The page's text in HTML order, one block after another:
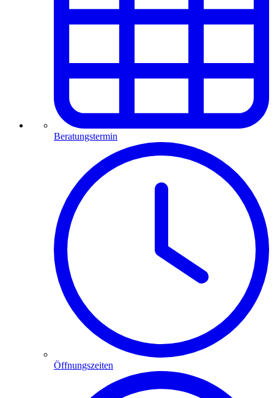
Beratungstermin
Öffnungszeiten